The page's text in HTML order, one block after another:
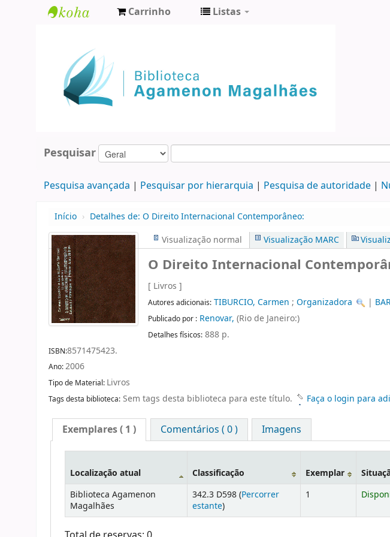
Agamenon
Magalhães
Carrinho Listas
Pesquisar
Pesquisa avançada Pesquisar por hierarquia Pesquisa de autoridade
Início › Detalhes de: O Direito Internacional Contemporâneo:
Visualização normal
Visualização MARC
O Direito Internacional
[ Livros ]
Autores adicionais: TIBURCIO, Carmen ; Organizadora |
Publicado por : Renovar, (Rio de Janeiro:)
Detalhes físicos: 888 p.
ISBN:8571475423.
Ano:2006
Tipo de Material: Livros
Tags desta biblioteca: Sem tags desta biblioteca para este título. Faça o login para
Exemplares( 1 ) Comentários ( 0 ) Imagens
Localização atual Classificação Exemplar
Biblioteca Agamenon
Magalhães
342.3 D598 (Percorrer
estante)
1